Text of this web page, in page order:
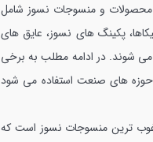
و منسوجات نسوز شامل
پکینگ های نسوز، عایق های
شوند. در ادامه مطلب به برخی
حوزه های صنعت استفاده می شود
ترین منسوجات نسوز است که